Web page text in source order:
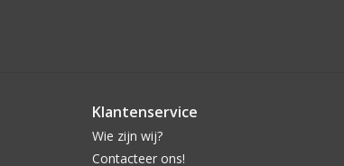
Klantenservice
Wie zijn wij?
Contacteer ons!